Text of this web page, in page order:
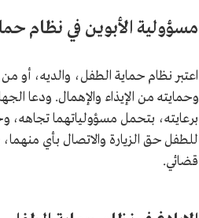
مسؤولية الأبوين في نظام
اعتبر نظام حماية الطفل، والديه، أو
وحمايته من الإيذاء والإهمال. ودعا
برعايته، بتحمل مسؤولياتهما تجاهه،
للطفل حق الزيارة والاتصال بأي
قضائي.